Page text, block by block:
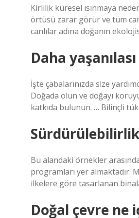
Kirlilik küresel ısınmaya
örtüsü zarar görür ve tüm
canlılar adına doğanın
Daha
İşte çabalarınızda size
Doğada olun ve doğayı
katkıda bulunun. … Bilinçli
Bu alandaki örnekler
programları yer almaktadır.
ilkelere göre tasarlanan
Doğal çevre ne